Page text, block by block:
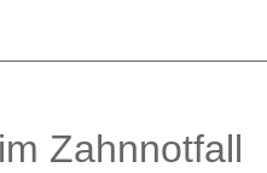
Zahnnotfall